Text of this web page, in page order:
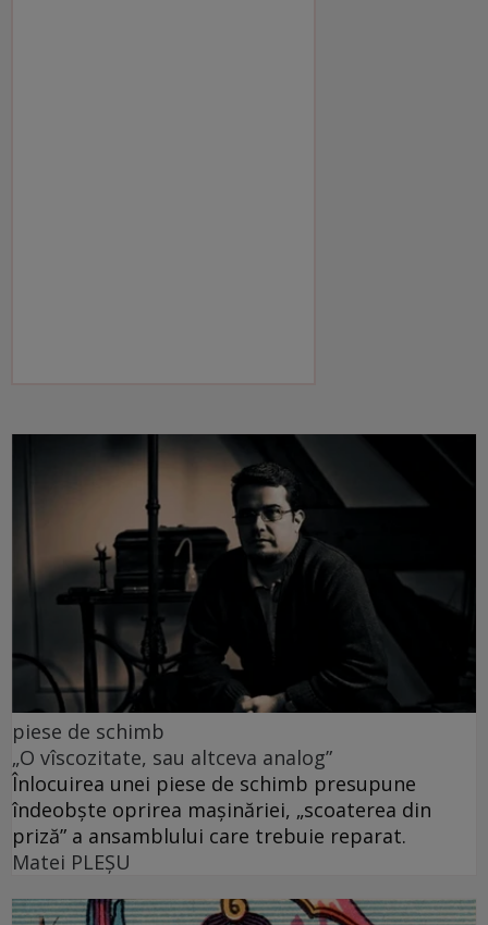
piese de schimb
„O vîscozitate, sau altceva analog”
Înlocuirea unei piese de schimb presupune
îndeobște oprirea mașinăriei, „scoaterea din
priză” a ansamblului care trebuie reparat.
Matei PLEŞU